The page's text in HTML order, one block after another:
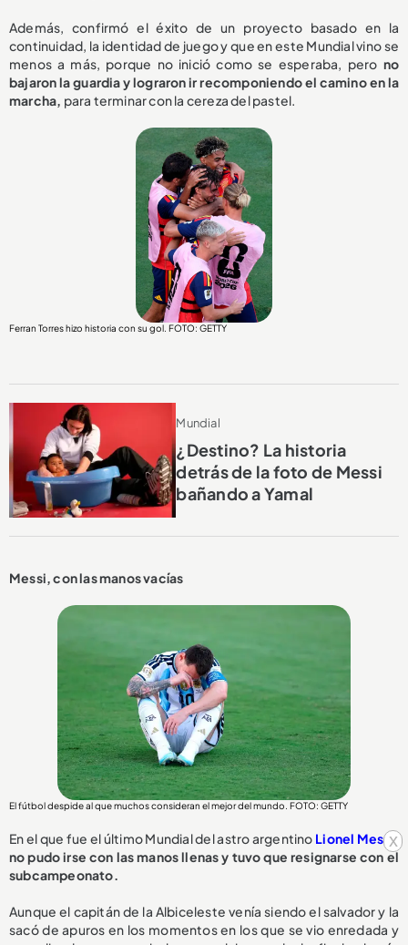
x
Además, confirmó el éxito de un proyecto basado en la
continuidad, la identidad de juego y que en este Mundial vino se
menos a más, porque no inició como se esperaba, pero no
bajaron la guardia y lograron ir recomponiendo el camino en la
marcha, para terminar con la cereza del pastel.
Ferran Torres hizo historia con su gol. FOTO: GETTY
Mundial
¿Destino? La historia
detrás de la foto de Messi
bañando a Yamal
Messi, con las manos vacías
El fútbol despide al que muchos consideran el mejor del mundo. FOTO: GETTY
En el que fue el último Mundial del astro argentino Lionel Messi,
no pudo irse con las manos llenas y tuvo que resignarse con el
subcampeonato.
Aunque el capitán de la Albiceleste venía siendo el salvador y la
sacó de apuros en los momentos en los que se vio enredada y